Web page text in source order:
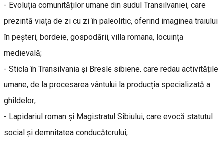
- Evoluția comunităților umane din sudul Transilvaniei, care
prezintă viața de zi cu zi în paleolitic, oferind imaginea traiului
în peșteri, bordeie, gospodării, villa romana, locuința
medievală;
- Sticla în Transilvania și Bresle sibiene, care redau activitățile
umane, de la procesarea vântului la producția specializată a
ghildelor;
- Lapidariul roman și Magistratul Sibiului, care evocă statutul
social și demnitatea conducătorului;